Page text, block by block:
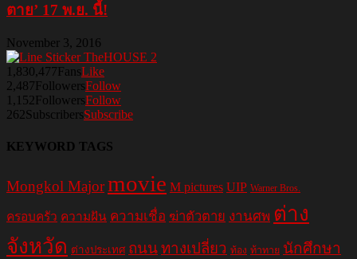
ตาย’ 17 พ.ย. นี้!
November 3, 2016
1,830,477FansLike
2,487FollowersFollow
1,152FollowersFollow
262SubscribersSubscribe
KEYWORD TAGS
Mongkol Majormovie M pictures UIP Warner Bros.
ครอบครัว ความฝัน ความเชื่อ ฆ่าตัวตาย งานศพ ต่าง
จังหวัด ต่างประเทศ ถนนทางเปลี่ยว ท้อง ท้าทาย นักศึกษา